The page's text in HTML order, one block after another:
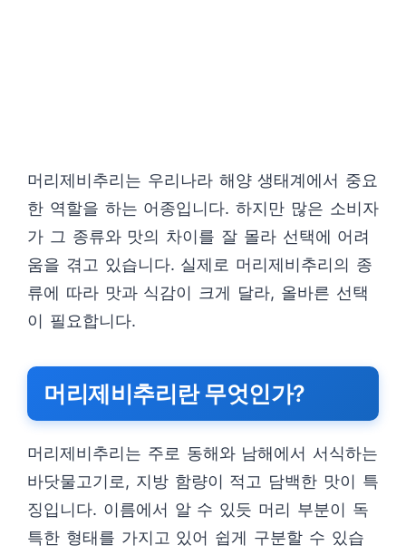
머리제비추리는 우리나라 해양 생태계에서 중요
한 역할을 하는 어종입니다. 하지만 많은 소비자
가 그 종류와 맛의 차이를 잘 몰라 선택에 어려
움을 겪고 있습니다. 실제로 머리제비추리의 종
류에 따라 맛과 식감이 크게 달라, 올바른 선택
이 필요합니다.
머리제비추리란 무엇인가?
머리제비추리는 주로 동해와 남해에서 서식하는
바닷물고기로, 지방 함량이 적고 담백한 맛이 특
징입니다. 이름에서 알 수 있듯 머리 부분이 독
특한 형태를 가지고 있어 쉽게 구분할 수 있습